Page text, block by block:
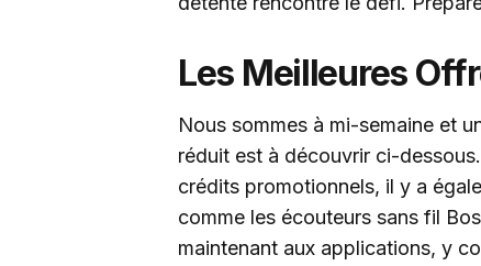
Les Meilleures
Nous sommes à mi-semaine et
réduit est à découvrir ci-
crédits promotionnels, il y a
comme les écouteurs sans fil
maintenant aux applications, y